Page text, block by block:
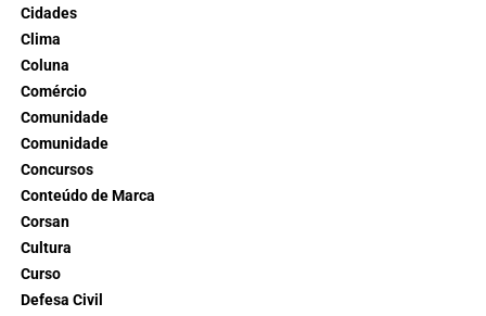
Cidades
Clima
Coluna
Comércio
Comunidade
Comunidade
Concursos
Conteúdo de Marca
Corsan
Cultura
Curso
Defesa Civil